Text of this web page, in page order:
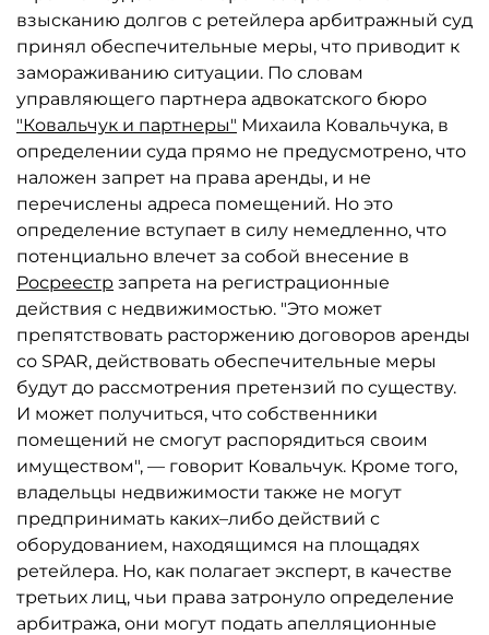
взысканию долгов с ретейлера арбитражный суд
принял обеспечительные меры, что приводит к
замораживанию ситуации. По словам
управляющего партнера адвокатского бюро
"Ковальчук и партнеры" Михаила Ковальчука, в
определении суда прямо не предусмотрено, что
наложен запрет на права аренды, и не
перечислены адреса помещений. Но это
определение вступает в силу немедленно, что
потенциально влечет за собой внесение в
Росреестр запрета на регистрационные
действия с недвижимостью. "Это может
препятствовать расторжению договоров аренды
со SPAR, действовать обеспечительные меры
будут до рассмотрения претензий по существу.
И может получиться, что собственники
помещений не смогут распорядиться своим
имуществом", — говорит Ковальчук. Кроме того,
владельцы недвижимости также не могут
предпринимать каких–либо действий с
оборудованием, находящимся на площадях
ретейлера. Но, как полагает эксперт, в качестве
третьих лиц, чьи права затронуло определение
арбитража, они могут подать апелляционные